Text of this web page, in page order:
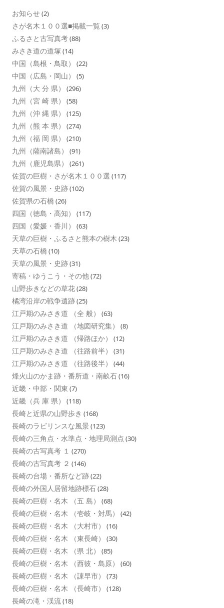
お知らせ(2)
さが名木１００選■掲載一覧 (3)
ふるさと古写真考(88)
みさき道の道塚 (14)
中国（島根・鳥取） (22)
中国（広島・岡山） (5)
九州（大 分 県） (296)
九州（宮 崎 県） (58)
九州（沖 縄 県） (125)
九州（熊 本 県） (274)
九州（福 岡 県） (210)
九州（薩南諸島） (91)
九州（鹿児島県） (261)
佐賀の巨樹・さが名木１００選 (117)
佐賀の風景・史跡(102)
佐賀県の石橋 (26)
四国（徳島・高知） (117)
四国（愛媛・香川） (63)
天草の巨樹・ふるさと熊本の樹木 (23)
天草の石橋 (10)
天草の風景・史跡(31)
寄稿・ゆうこう・その他(72)
山野歩きなどの草花(28)
橘湾沿岸の戦争遺跡(25)
江戸期のみさき道 （全 般） (63)
江戸期のみさき道 （地図研究集） (8)
江戸期のみさき道 （帰路ほか） (12)
江戸期のみさき道 （往路前半） (31)
江戸期のみさき道 （往路後半） (44)
烽火山のかま跡・番所道・南畝石(16)
近畿・中部・関東 (7)
近畿（兵 庫 県） (118)
長崎と近県の山野歩き (168)
長崎のラビリンスな風景 (123)
長崎の三角点・水準点・地理局測点 (30)
長崎の古写真考 １ (270)
長崎の古写真考 ２ (146)
長崎の台場・番所など跡(22)
長崎の外国人居留地跡標石(28)
長崎の巨樹・名木 （五 島） (68)
長崎の巨樹・名木 （壱岐・対馬） (42)
長崎の巨樹・名木 （大村市） (16)
長崎の巨樹・名木 （東長崎） (30)
長崎の巨樹・名木 （県 北） (85)
長崎の巨樹・名木 （西彼・島原） (60)
長崎の巨樹・名木 （諌早市） (73)
長崎の巨樹・名木 （長崎市） (128)
長崎の滝・渓流(18)